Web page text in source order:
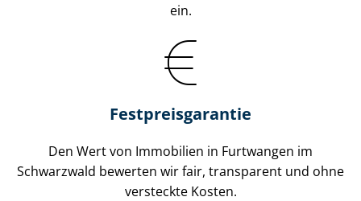
ein.
Festpreis​garantie
Den Wert von Immobilien in Furtwangen im
Schwarzwald bewerten wir fair, transparent und ohne
versteckte Kosten.